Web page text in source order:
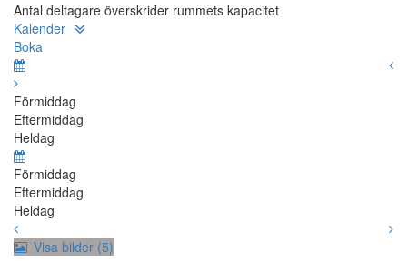
Antal deltagare överskrider rummets kapacitet
Kalender
Boka
Förmiddag
Eftermiddag
Heldag
Förmiddag
Eftermiddag
Heldag
Visa bilder (5)